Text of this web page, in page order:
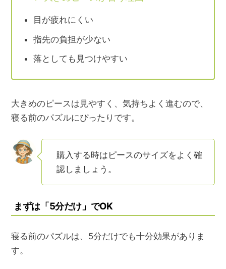
目が疲れにくい
指先の負担が少ない
落としても見つけやすい
大きめのピースは見やすく、気持ちよく進むので、
寝る前のパズルにぴったりです。
購入する時はピースのサイズをよく確
認しましょう。
まずは「5分だけ」でOK
寝る前のパズルは、5分だけでも十分効果がありま
す。